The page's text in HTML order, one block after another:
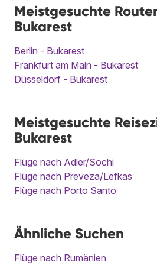
Meistgesuchte
Bukarest
Berlin - Bukarest
Frankfurt am Main - Bukarest
Düsseldorf - Bukarest
Meistgesuchte
Bukarest
Flüge nach Adler/Sochi
Flüge nach Preveza/Lefkas
Flüge nach Porto Santo
Ähnliche Suchen
Flüge nach Rumänien